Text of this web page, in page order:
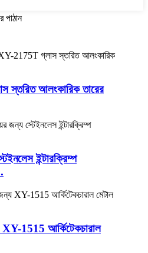
পাঠান
স্তরিত আলংকারিক তারের
ইন্টারক্রিম্প
1515 আর্কিটেকচারাল